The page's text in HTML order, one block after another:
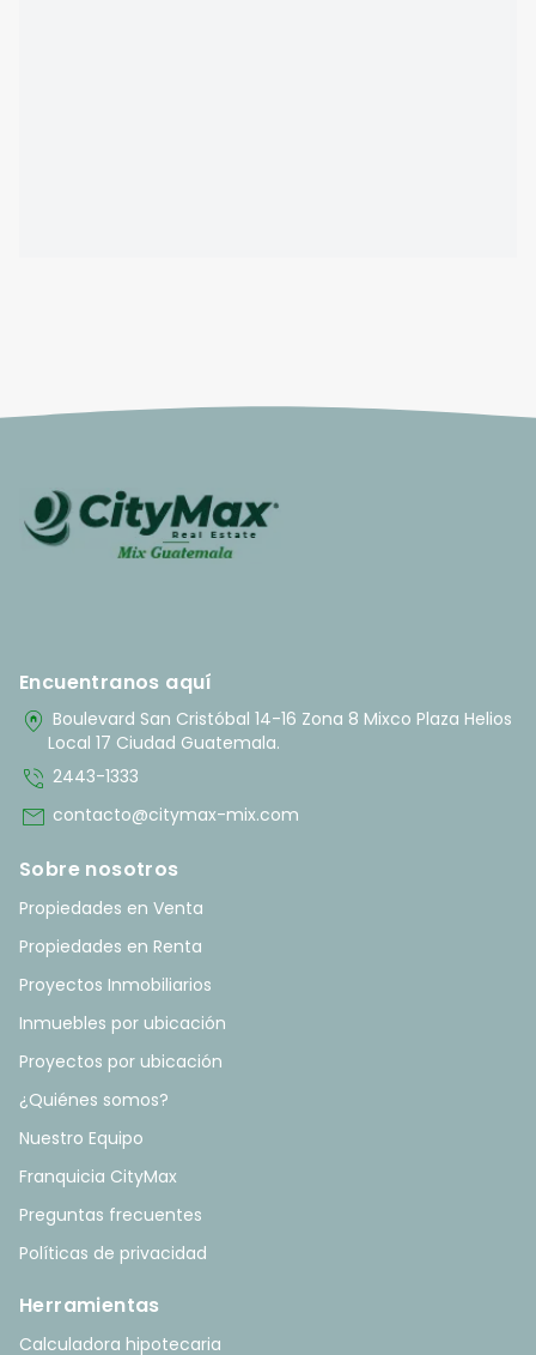
Encuentranos aquí
home_pin Boulevard San Cristóbal 14-16 Zona 8 Mixco Plaza Helios
Local 17 Ciudad Guatemala.
phone_in_talk 2443-1333
mail contacto@citymax-mix.com
Sobre nosotros
Propiedades en Venta
Propiedades en Renta
Proyectos Inmobiliarios
Inmuebles por ubicación
Proyectos por ubicación
¿Quiénes somos?
Nuestro Equipo
Franquicia CityMax
Preguntas frecuentes
Políticas de privacidad
Herramientas
Calculadora hipotecaria